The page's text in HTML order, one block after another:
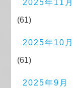
2025年11月
(61)
2025年10月
(61)
2025年9月